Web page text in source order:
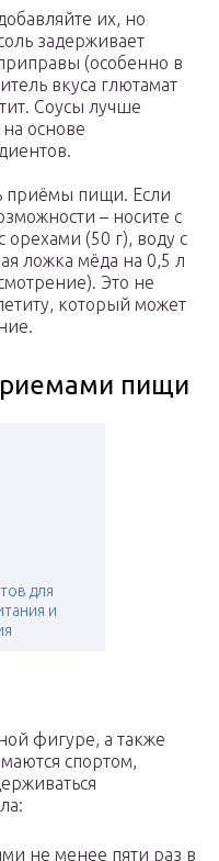
их, но
задерживает
(особенно в
вкуса глютамат
Соусы лучше
на основе
приёмы пищи. Если
– носите с
орехами (50 г), воду с
ложка мёда на 0,5 л
Это не
который может
пищи
для
и
фигуре, а также
спортом,
не менее пяти раз в